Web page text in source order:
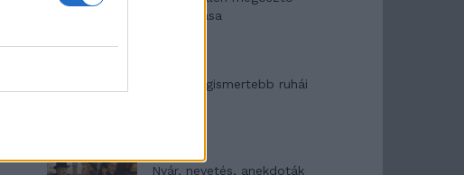
zsenialitása
A világ legismertebb ruhái
Nyár, nevetés, anekdoták